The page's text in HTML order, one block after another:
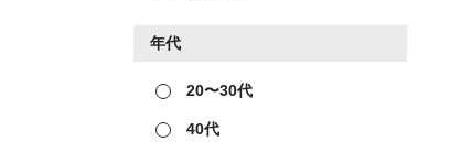
年代
20〜30代
40代